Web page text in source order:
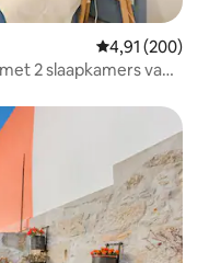
Gemiddelde
4,91 (200)
2 slaapkamers van